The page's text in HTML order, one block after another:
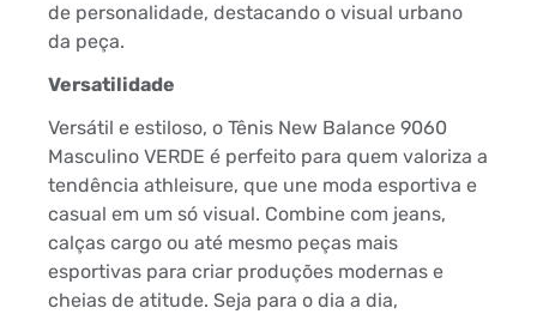
de personalidade, destacando o visual urbano
da peça.
Versatilidade
Versátil e estiloso, o Tênis New Balance 9060
Masculino VERDE é perfeito para quem valoriza a
tendência athleisure, que une moda esportiva e
casual em um só visual. Combine com jeans,
calças cargo ou até mesmo peças mais
esportivas para criar produções modernas e
cheias de atitude. Seja para o dia a dia,